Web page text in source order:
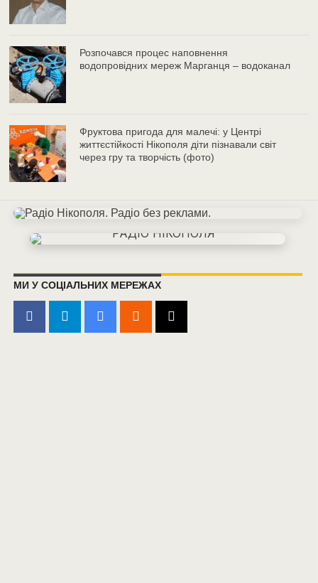
Розпочався процес наповнення
водопровідних мереж Марганця – водоканал
Фруктова пригода для малечі: у Центрі
життєстійкості Нікополя діти пізнавали світ
через гру та творчість (фото)
МИ У СОЦІАЛЬНИХ МЕРЕЖАХ